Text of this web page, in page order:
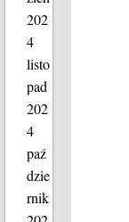
202
4
listo
pad
202
4
paź
dzie
rnik